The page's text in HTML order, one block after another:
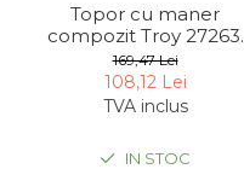
Topor cu maner
compozit Troy 27263,
1800 g
169,47 Lei
108,12 Lei
TVA inclus
IN STOC